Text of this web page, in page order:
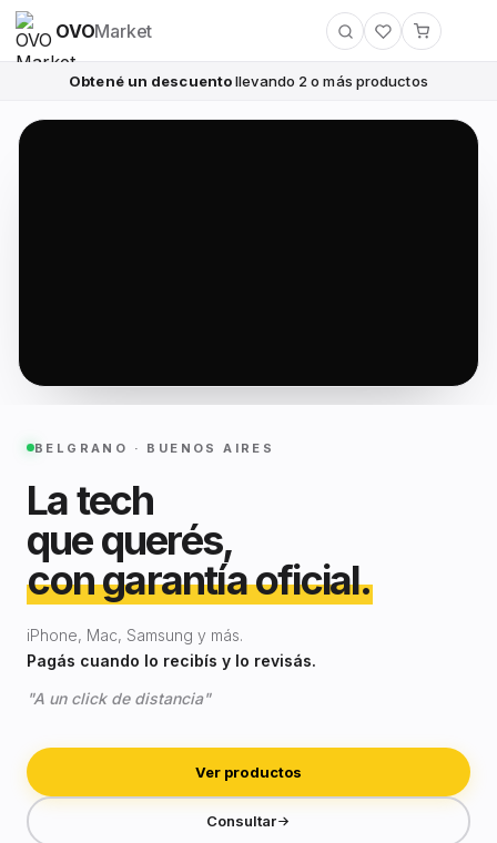
OVOMarket
Obtené un descuentollevando 2 o más productos
BELGRANO · BUENOS AIRES
La tech
que querés,
con garantía oficial.
iPhone, Mac, Samsung y más.
Pagás cuando lo recibís y lo revisás.
"A un click de distancia"
Ver productos
Consultar